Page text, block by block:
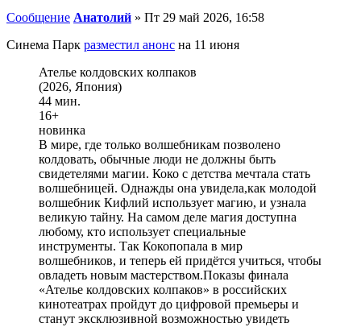
Сообщение Анатолий » Пт 29 май 2026, 16:58
Синема Парк разместил анонс на 11 июня
Ателье колдовских колпаков
(2026, Япония)
44 мин.
16+
новинка
В мире, где только волшебникам позволено
колдовать, обычные люди не должны быть
свидетелями магии. Коко с детства мечтала стать
волшебницей. Однажды она увидела,как молодой
волшебник Кифлий использует магию, и узнала
великую тайну. На самом деле магия доступна
любому, кто использует специальные
инструменты. Так Кокопопала в мир
волшебников, и теперь ей придётся учиться, чтобы
овладеть новым мастерством.Показы финала
«Ателье колдовских колпаков» в российских
кинотеатрах пройдут до цифровой премьеры и
станут эксклюзивной возможностью увидеть